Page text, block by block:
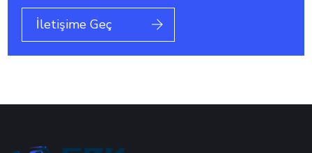
İletişime Geç